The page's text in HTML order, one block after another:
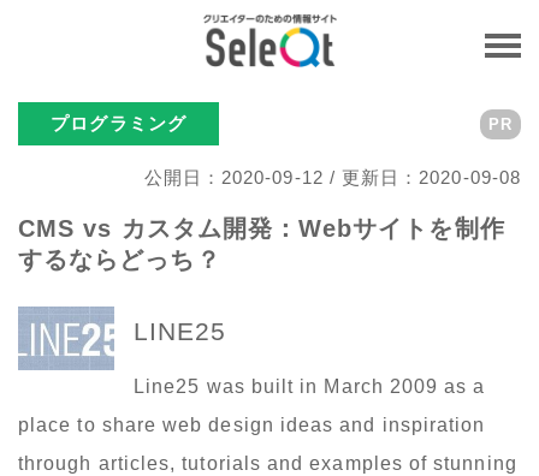
プログラミング
公開日：2020-09-12 / 更新日：2020-09-08
PR
CMS vs カスタム開発：Webサイトを制作
するならどっち？
LINE25
Line25 was built in March 2009 as a
place to share web design ideas and inspiration
through articles, tutorials and examples of stunning